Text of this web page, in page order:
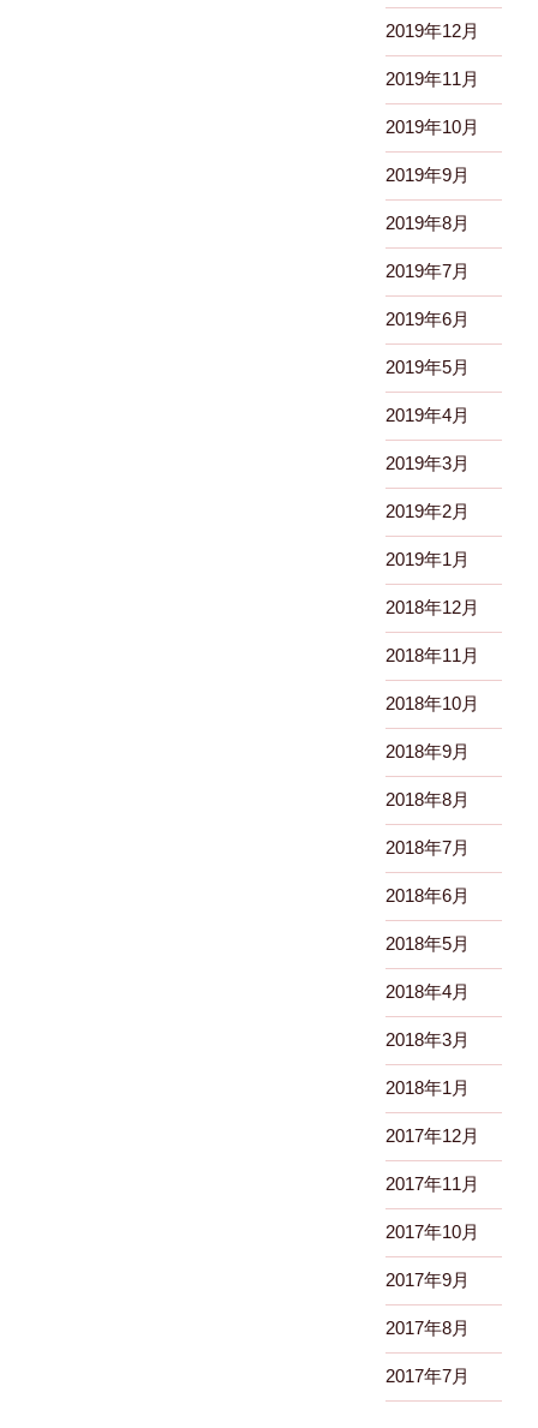
2019年12月
2019年11月
2019年10月
2019年9月
2019年8月
2019年7月
2019年6月
2019年5月
2019年4月
2019年3月
2019年2月
2019年1月
2018年12月
2018年11月
2018年10月
2018年9月
2018年8月
2018年7月
2018年6月
2018年5月
2018年4月
2018年3月
2018年1月
2017年12月
2017年11月
2017年10月
2017年9月
2017年8月
2017年7月